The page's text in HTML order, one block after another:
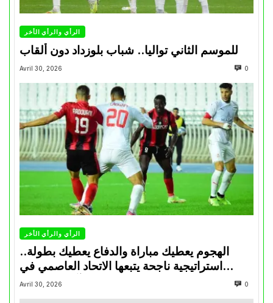
الرأي والرأي الأخر
للموسم الثاني تواليا.. شباب بلوزداد دون ألقاب
Avril 30, 2026 0
الرأي والرأي الأخر
الهجوم يعطيك مباراة والدفاع يعطيك بطولة..
استراتيجية ناجحة يتبعها الاتحاد العاصمي في
تتويجاته آخر السنوات
Avril 30, 2026 0